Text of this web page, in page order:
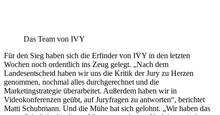
Das Team von IVY
Für den Sieg haben sich die Erfinder von IVY in den letzten
Wochen noch ordentlich ins Zeug gelegt. „Nach dem
Landesentscheid haben wir uns die Kritik der Jury zu Herzen
genommen, nochmal alles durchgerechnet und die
Marketingstrategie überarbeitet. Außerdem haben wir in
Videokonferenzen geübt, auf Juryfragen zu antworten“, berichtet
Matti Schubmann. Und die Mühe hat sich gelohnt. „Wir haben das